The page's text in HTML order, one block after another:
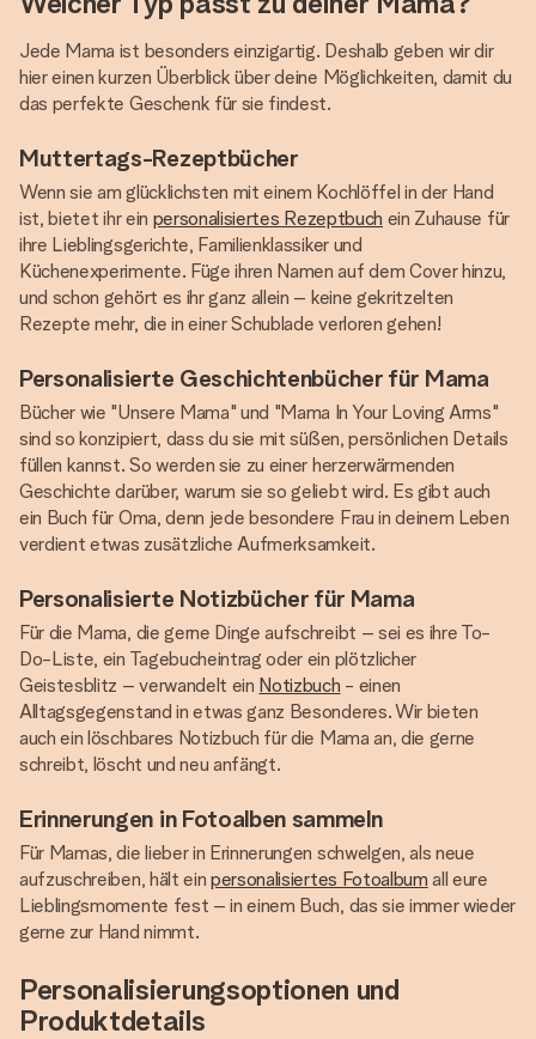
Jede Mama ist besonders einzigartig. Deshalb geben wir dir
hier einen kurzen Überblick über deine Möglichkeiten, damit du
das perfekte Geschenk für sie findest.
Muttertags-Rezeptbücher
Wenn sie am glücklichsten mit einem Kochlöffel in der Hand
ist, bietet ihr ein personalisiertes Rezeptbuch ein Zuhause für
ihre Lieblingsgerichte, Familienklassiker und
Küchenexperimente. Füge ihren Namen auf dem Cover hinzu,
und schon gehört es ihr ganz allein – keine gekritzelten
Rezepte mehr, die in einer Schublade verloren gehen!
Personalisierte Geschichtenbücher für Mama
Bücher wie "Unsere Mama" und "Mama In Your Loving Arms"
sind so konzipiert, dass du sie mit süßen, persönlichen Details
füllen kannst. So werden sie zu einer herzerwärmenden
Geschichte darüber, warum sie so geliebt wird. Es gibt auch
ein Buch für Oma, denn jede besondere Frau in deinem Leben
verdient etwas zusätzliche Aufmerksamkeit.
Personalisierte Notizbücher für Mama
Für die Mama, die gerne Dinge aufschreibt – sei es ihre To-
Do-Liste, ein Tagebucheintrag oder ein plötzlicher
Geistesblitz – verwandelt ein Notizbuch - einen
Alltagsgegenstand in etwas ganz Besonderes. Wir bieten
auch ein löschbares Notizbuch für die Mama an, die gerne
schreibt, löscht und neu anfängt.
Erinnerungen in Fotoalben sammeln
Für Mamas, die lieber in Erinnerungen schwelgen, als neue
aufzuschreiben, hält ein personalisiertes Fotoalbum all eure
Lieblingsmomente fest – in einem Buch, das sie immer wieder
gerne zur Hand nimmt.
Personalisierungsoptionen und
Produktdetails